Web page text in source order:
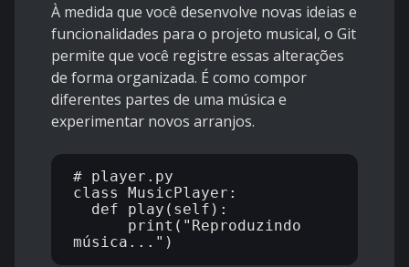
À medida que você desenvolve novas ideias e
funcionalidades para o projeto musical, o Git
permite que você registre essas alterações
de forma organizada. É como compor
diferentes partes de uma música e
experimentar novos arranjos.
# player.py
class MusicPlayer:
def play(self):
print("Reproduzindo